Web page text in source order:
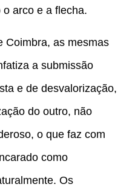
arco e a flecha.
Coimbra, as mesmas
a submissão
e de desvalorização,
do outro, não
o que faz com
como
Os